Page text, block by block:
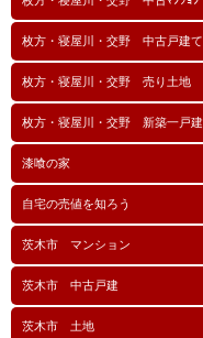
枚方・寝屋川・交野 中古戸建て
枚方・寝屋川・交野 売り土地
枚方・寝屋川・交野 新築一戸建
漆喰の家
自宅の売値を知ろう
茨木市 マンション
茨木市 中古戸建
茨木市 土地